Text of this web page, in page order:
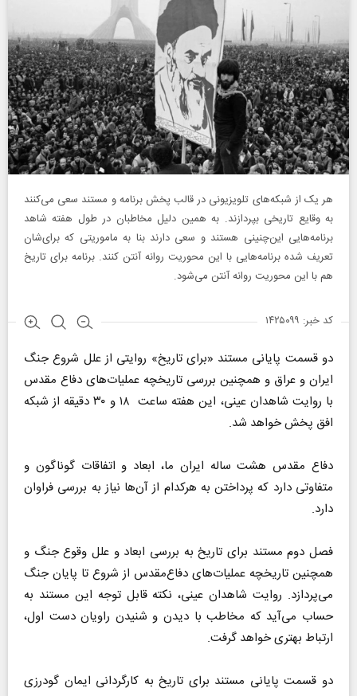
هر یک از شبکه‌های تلویزیونی در قالب پخش برنامه و مستند سعی می‌کنند
به وقایع تاریخی بپردازند. به همین دلیل مخاطبان در طول هفته شاهد
برنامه‌هایی این‌چنینی هستند و سعی دارند بنا به ماموریتی که برای‌شان
تعریف شده برنامه‌هایی با این محوریت روانه آنتن کنند. برنامه برای تاریخ
هم با این محوریت روانه آنتن می‌شود.
کد خبر: ۱۴۲۵۰۹۹
دو قسمت پایانی مستند «برای تاریخ» روایتی از علل شروع جنگ
ایران و عراق و همچنین بررسی تاریخچه عملیات‌های دفاع‌ مقدس
با روایت شاهدان عینی، این هفته ساعت ۱۸ و ۳۰ دقیقه از شبکه
افق پخش خواهد شد.
دفاع مقدس هشت ساله ایران ما، ابعاد و اتفاقات گوناگون و
متفاوتی دارد که پرداختن به هر‌کدام از آن‌ها نیاز به بررسی فراوان
دارد.
فصل دوم مستند برای تاریخ به بررسی ابعاد و علل وقوع جنگ و
همچنین تاریخچه عملیات‌های دفاع‌مقدس از شروع تا پایان جنگ
می‌پردازد. روایت شاهدان عینی، نکته قابل توجه این مستند به
حساب می‌آید که مخاطب با دیدن و شنیدن راویان دست اول،
ارتباط بهتری خواهد گرفت.
دو قسمت پایانی مستند برای تاریخ به کارگردانی ایمان گودرزی